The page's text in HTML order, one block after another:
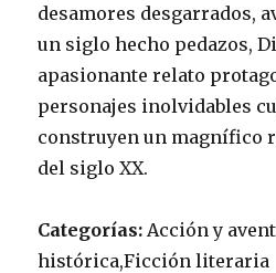
desamores desgarrados,
un siglo hecho pedazos,
apasionante relato
personajes inolvidables
construyen un magnífico
del siglo XX.
Categorías: Acción y
histórica,Ficción literaria